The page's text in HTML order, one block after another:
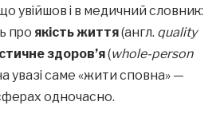
увійшов і в медичний словник:
про якість життя(англ. quality
здоров’я(whole-person
увазі саме «жити сповна» —
одночасно.